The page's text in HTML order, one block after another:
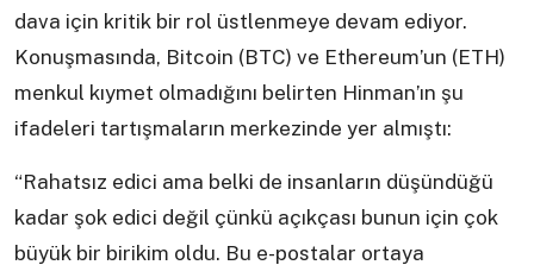
dava için kritik bir rol üstlenmeye devam ediyor.
Konuşmasında, Bitcoin (BTC) ve Ethereum’un (ETH)
menkul kıymet olmadığını belirten Hinman’ın şu
ifadeleri tartışmaların merkezinde yer almıştı:
“Rahatsız edici ama belki de insanların düşündüğü
kadar şok edici değil çünkü açıkçası bunun için çok
büyük bir birikim oldu. Bu e-postalar ortaya